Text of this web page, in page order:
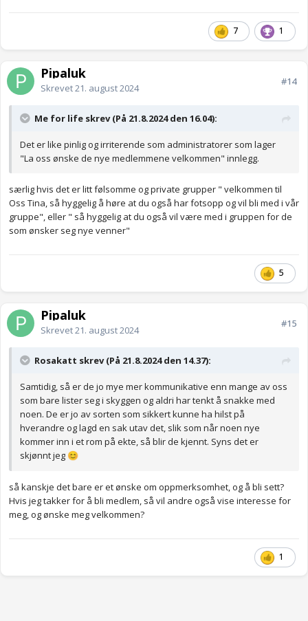
7 1
Pipaluk
Skrevet21. august 2024
#14
Me for life skrev (På 21.8.2024 den 16.04):
Det er like pinlig og irriterende som administratorer som lager
"La oss ønske de nye medlemmene velkommen" innlegg.
særlig hvis det er litt følsomme og private grupper " velkommen til
Oss Tina, så hyggelig å høre at du også har fotsopp og vil bli med i vår
gruppe", eller " så hyggelig at du også vil være med i gruppen for de
som ønsker seg nye venner"
5
Pipaluk
Skrevet21. august 2024
#15
Rosakatt skrev (På 21.8.2024 den 14.37):
Samtidig, så er de jo mye mer kommunikative enn mange av oss
som bare lister seg i skyggen og aldri har tenkt å snakke med
noen. De er jo av sorten som sikkert kunne ha hilst på
hverandre og lagd en sak utav det, slik som når noen nye
kommer inn i et rom på ekte, så blir de kjennt. Syns det er
skjønnt jeg 😊
så kanskje det bare er et ønske om oppmerksomhet, og å bli sett?
Hvis jeg takker for å bli medlem, så vil andre også vise interesse for
meg, og ønske meg velkommen?
1